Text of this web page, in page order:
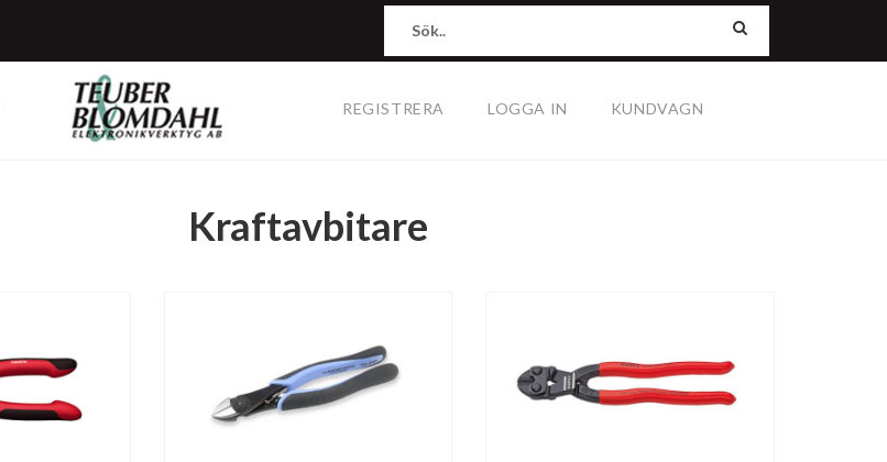
REGISTRERA LOGGA IN KUNDVAGN
Kraftavbitare